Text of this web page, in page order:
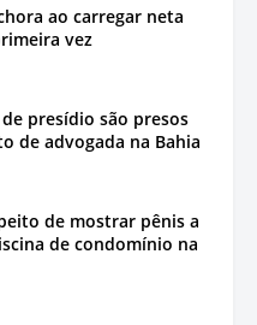
ao carregar neta
vez
presídio são presos
de advogada na Bahia
de mostrar pênis a
de condomínio na